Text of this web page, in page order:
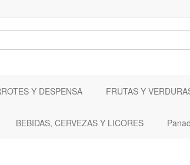
Y DESPENSA FRUTAS Y
BEBIDAS, CERVEZAS Y LICORES